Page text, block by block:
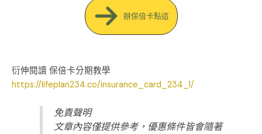
辦保倍卡點這
衍伸閱讀 保倍卡分期教學
https://lifeplan234.co/insurance_card_234_1/
免責聲明
文章內容僅提供參考，優惠條件皆會隨著